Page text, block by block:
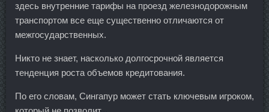
здесь внутренние тарифы на проезд железнодорожным
транспортом все еще существенно отличаются от
межгосударственных.
Никто не знает, насколько долгосрочной является
тенденция роста объемов кредитования.
По его словам, Сингапур может стать ключевым игроком,